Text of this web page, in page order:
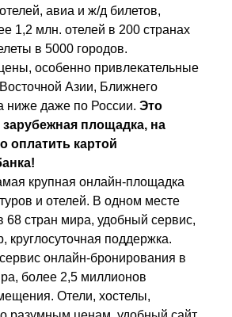
авиа и ж/д билетов,
1,2 млн. отелей в 200 странах
в 5000 городов.
особенно привлекательные
Азии, Ближнего
ниже даже по России. Это
зарубежная площадка, на
оплатить картой
крупная онлайн-площадка
и отелей. В одном месте
68 стран мира, удобный сервис,
круглосуточная поддержка.
сервис онлайн-бронирования в
более 2,5 миллионов
Отели, хостелы,